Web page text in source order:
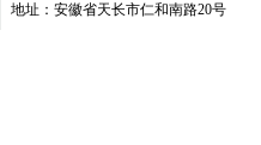
地址：安徽省天长市仁和南路20号